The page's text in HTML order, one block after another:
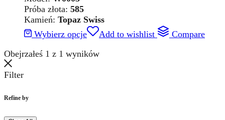
Próba złota: 585
Kamień: Topaz Swiss
Wybierz opcje
Add to wishlist
Compare
Obejrzałeś 1 z 1 wyników
Filter
Refine by